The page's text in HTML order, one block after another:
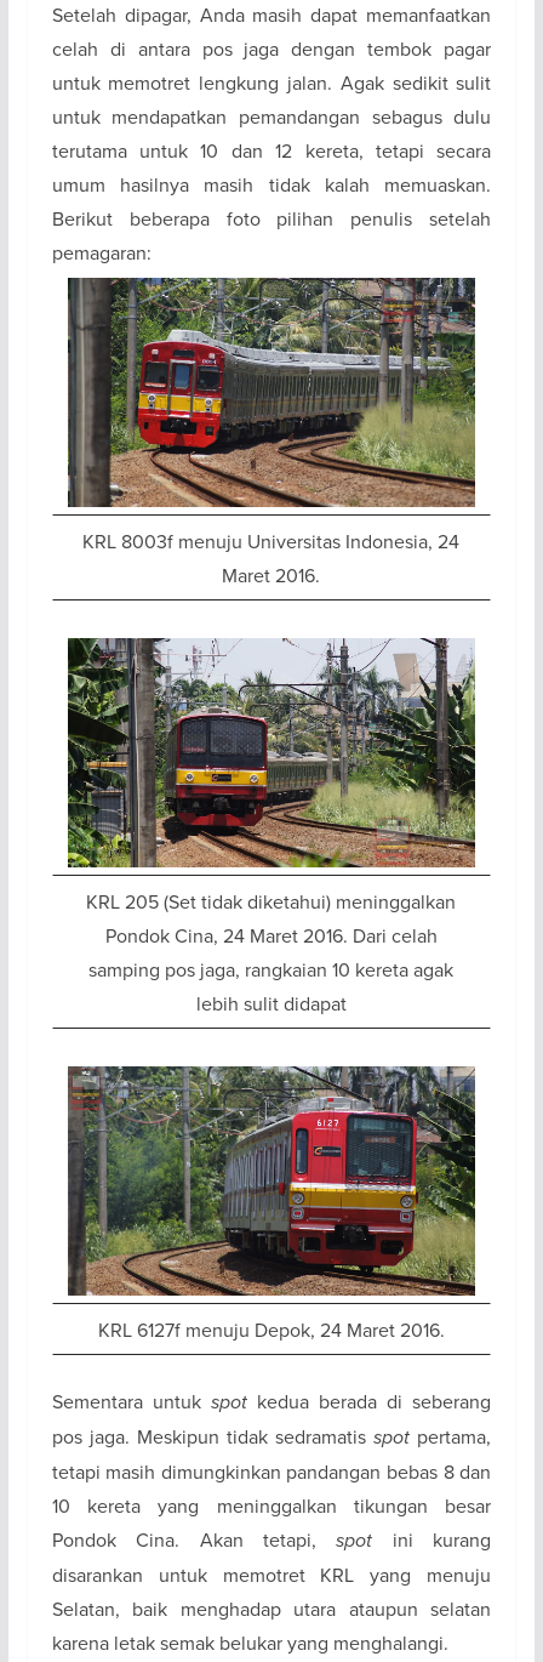
Setelah dipagar, Anda masih dapat memanfaatkan
celah di antara pos jaga dengan tembok pagar
untuk memotret lengkung jalan. Agak sedikit sulit
untuk mendapatkan pemandangan sebagus dulu
terutama untuk 10 dan 12 kereta, tetapi secara
umum hasilnya masih tidak kalah memuaskan.
Berikut beberapa foto pilihan penulis setelah
pemagaran:
KRL 8003f menuju Universitas Indonesia, 24
Maret 2016.
KRL 205 (Set tidak diketahui) meninggalkan
Pondok Cina, 24 Maret 2016. Dari celah
samping pos jaga, rangkaian 10 kereta agak
lebih sulit didapat
KRL 6127f menuju Depok, 24 Maret 2016.
Sementara untuk spotkedua berada di seberang
pos jaga. Meskipun tidak sedramatisspot pertama,
tetapi masih dimungkinkan pandangan bebas 8 dan
10 kereta yang meninggalkan tikungan besar
Pondok Cina. Akan tetapi,spot ini kurang
disarankan untuk memotret KRL yang menuju
Selatan, baik menghadap utara ataupun selatan
karena letak semak belukar yang menghalangi.